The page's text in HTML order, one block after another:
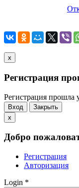
x
Регистрация
Регистрация прошла
Вход
Закрыть
x
Добро
Регистрация
Авторизация
Login *